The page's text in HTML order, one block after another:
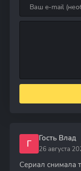
Г Гость Влад
26 августа
Сериал снимала